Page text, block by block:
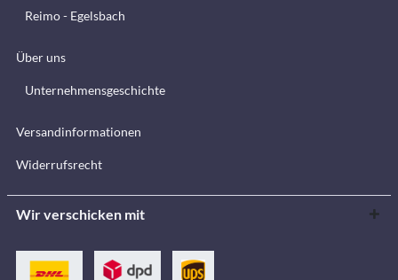
Reimo - Egelsbach
Über uns
Unternehmensgeschichte
Versandinformationen
Widerrufsrecht
Wir verschicken mit